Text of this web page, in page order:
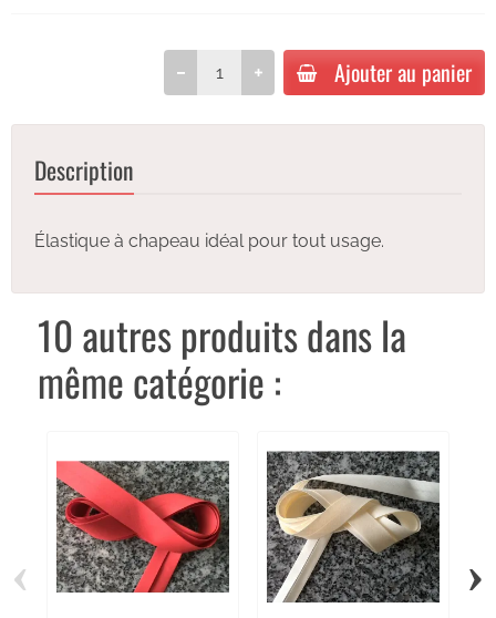
Ajouter au panier
Description
Élastique à chapeau idéal pour tout usage.
10 autres produits dans la
même catégorie :
‹ ›